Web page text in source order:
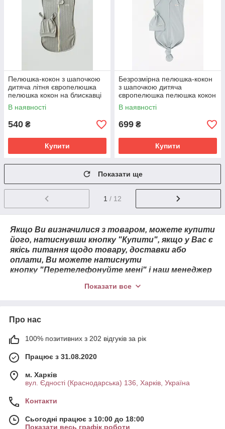
Пелюшка-кокон з шапочкою
дитяча літня європелюшка
пелюшка кокон на блискавці
для новонародженого 0-3 і 3-
6 міс
В наявності
540 ₴
Купити
Безрозмірна пелюшка-кокон
з шапочкою дитяча
європелюшка пелюшка кокон
на блискавці 1м для
новонародженого
В наявності
699 ₴
Купити
Показати ще
1 / 12
Якщо Ви визначилися з товаром, можете купити
його, натиснувши кнопку "Купити", якщо у Вас є
якісь питання щодо товару, доставки або
оплати, Ви можете натиснути
кнопку "Перетелефонуйте мені" і наш менеджер
Показати все
Про нас
100% позитивних з 202 відгуків за рік
Працює з 31.08.2020
м. Харків
вул. Єдності (Краснодарська) 136, Харків, Україна
Контакти
Сьогодні працює з 10:00 до 18:00
Показати весь графік роботи